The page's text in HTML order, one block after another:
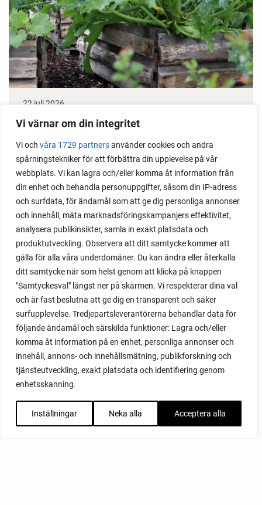
Vi värnar om din integritet
Vi och våra 1729 partnersanvänder cookies och andra
spårningstekniker för att förbättra din upplevelse på vår
webbplats. Vi kan lagra och/eller komma åt information från
din enhet och behandla personuppgifter, såsom din IP-adress
och surfdata, för ändamål som att ge dig personliga annonser
och innehåll, mäta marknadsföringskampanjers effektivitet,
analysera publikinsikter, samla in exakt platsdata och
produktutveckling. Observera att ditt samtycke kommer att
gälla för alla våra underdomäner. Du kan ändra eller återkalla
ditt samtycke när som helst genom att klicka på knappen
"Samtyckesval" längst ner på skärmen. Vi respekterar dina val
och är fast beslutna att ge dig en transparent och säker
surfupplevelse. Tredjepartsleverantörerna behandlar data för
följande ändamål och särskilda funktioner: Lagra och/eller
komma åt information på en enhet, personliga annonser och
innehåll, annons- och innehållsmätning, publikforskning och
tjänsteutveckling, exakt platsdata och identifiering genom
enhetsskanning.
Inställningar Neka alla Acceptera alla
22 juli 2026
Odla stora växter på liten plats
Med det här smarta knepet kan du odla också stora
växter i en pallkrage tillsammans med andra växter.
Perfekt om du vill odla mycket i på liten yta.